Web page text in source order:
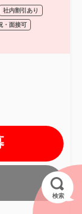
社内割引あり
・面接可
検索